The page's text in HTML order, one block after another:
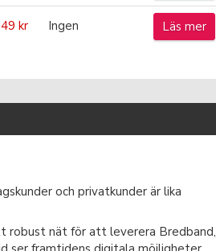
kr Ingen Läs mer
och privatkunder är lika
robust nät för att leverera Bredband,